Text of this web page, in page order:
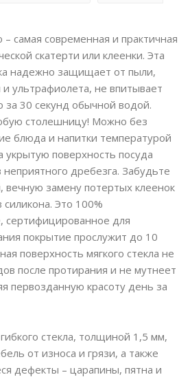
– самая современная и практичная
скатерти или клеенки. Эта
надежно защищает от пыли,
и ультрафиолета, не впитывает
за 30 секунд обычной водой.
столешницу! Можно без
блюда и напитки температурой
укрытую поверхность посуда
неприятного дребезга. Забудьте
вечную замену потертых клеенок
Это 100%
сертифицированное для
покрытие прослужит до 10
поверхность мягкого стекла не
после протирания и не мутнеет
первозданную красоту день за
стекла, толщиной 1,5 мм,
от износа и грязи, а также
дефекты – царапины, пятна и